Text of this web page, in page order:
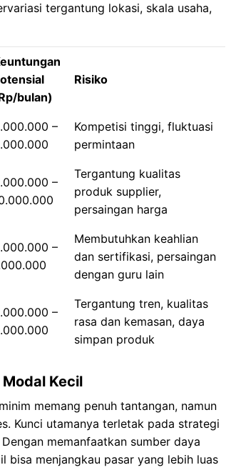
tergantung lokasi, skala usaha,
bulan)
Risiko
–
Kompetisi tinggi, fluktuasi
permintaan
–
Tergantung kualitas
produk supplier,
persaingan harga
–
Membutuhkan keahlian
dan sertifikasi, persaingan
dengan guru lain
–
Tergantung tren, kualitas
rasa dan kemasan, daya
simpan produk
Kecil
memang penuh tantangan, namun
Kunci utamanya terletak pada strategi
memanfaatkan sumber daya
bisa menjangkau pasar yang lebih luas